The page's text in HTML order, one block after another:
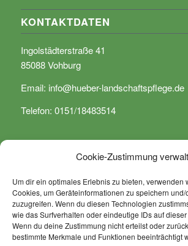
Cookie-Zustimmung
Um dir ein optimales Erlebnis zu bieten, verwenden
Cookies, um Geräteinformationen zu speichern
zuzugreifen. Wenn du diesen Technologien
wie das Surfverhalten oder eindeutige IDs auf
Wenn du deine Zustimmung nicht erteilst oder
bestimmte Merkmale und Funktionen beeinträchtigt
KONTAKTDATEN
Ingolstädterstraße 41
85088 Vohburg
Email: info@hueber-landschaftspflege.de
Telefon: 0151/18483514
WIR SIND SPEZIALISIERT …
… auf sämtliche Arbeiten rund um
Bereichen Grünanlagenpflege,